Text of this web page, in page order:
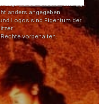
zzgl.Versandkostenund ggf.
anders angegeben.
Logos sind Eigentum der
vorbehalten.